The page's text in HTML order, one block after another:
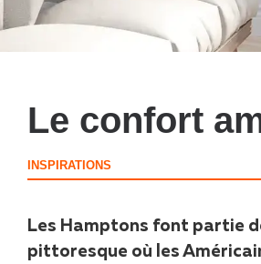
Le confort
INSPIRATIONS
Les Hamptons font partie
pittoresque où les